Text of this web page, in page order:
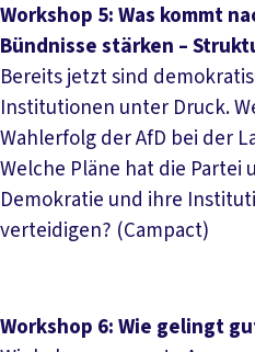
Workshop 5: Was kommt
Bündnisse stärken –
Bereits jetzt sind
Institutionen unter Druck.
Wahlerfolg der AfD bei der
Welche Pläne hat die Partei
Demokratie und ihre
verteidigen? (Campact)
Workshop 6: Wie gelingt